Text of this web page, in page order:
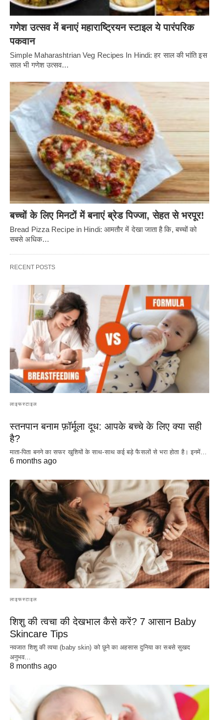
गणेश उत्सव में बनाएं महाराष्ट्रियन स्टाइल ये पारंपरिक
पकवान
Simple Maharashtrian Veg Recipes In Hindi: हर साल की भांति इस
साल भी गणेश उत्सव…
बच्चों के लिए मिनटों में बनाएं ब्रेड पिज्जा, सेहत से भरपूर!
Bread Pizza Recipe in Hindi: आमतौर में देखा जाता है कि, बच्चों को
सबसे अधिक…
RECENT POSTS
लाइफस्टाइल
स्तनपान बनाम फ़ॉर्मूला दूध: आपके बच्चे के लिए क्या सही
है?
माता-पिता बनने का सफर खुशियों के साथ-साथ कई बड़े फैसलों से भरा होता है। इनमें…
6 months ago
लाइफस्टाइल
शिशु की त्वचा की देखभाल कैसे करें? 7 आसान Baby
Skincare Tips
नवजात शिशु की त्वचा (baby skin) को छूने का अहसास दुनिया का सबसे सुखद
अनुभव…
8 months ago